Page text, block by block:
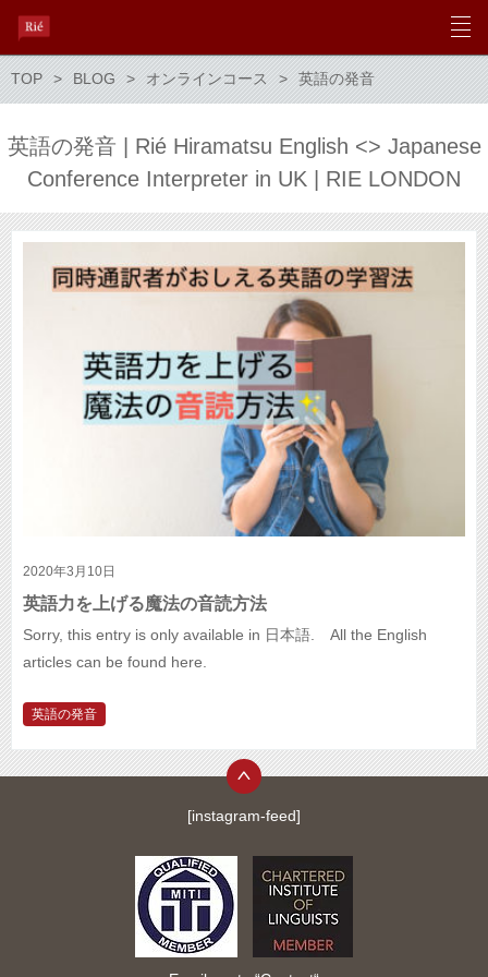
TOP BLOG オンラインコース 英語の発音
英語の発音 | Rié Hiramatsu English <> Japanese
Conference Interpreter in UK | RIE LONDON
2020年3月10日
英語力を上げる魔法の音読方法
Sorry, this entry is only available in 日本語. All the English
articles can be found here.
英語の発音
[instagram-feed]